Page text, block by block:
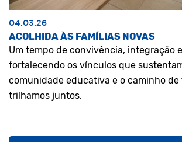
04.03.26
ACOLHIDA ÀS FAMÍLIAS NOVAS
Um tempo de convivência, integração
fortalecendo os vínculos que
comunidade educativa e o caminho
trilhamos juntos.